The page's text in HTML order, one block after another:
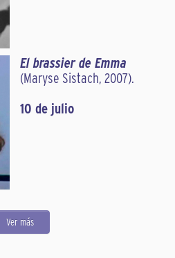
El brassier de Emma
(Maryse Sistach, 2007).
10 de julio
Ver más